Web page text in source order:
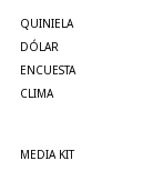
QUINIELA
DÓLAR
ENCUESTA
CLIMA
MEDIA KIT